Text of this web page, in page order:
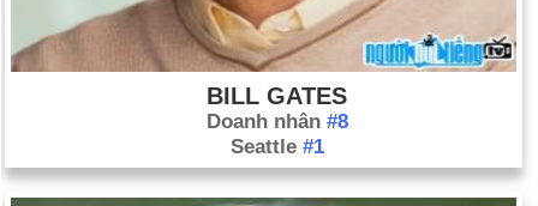
BILL GATES
Doanh nhân #8
Seattle #1